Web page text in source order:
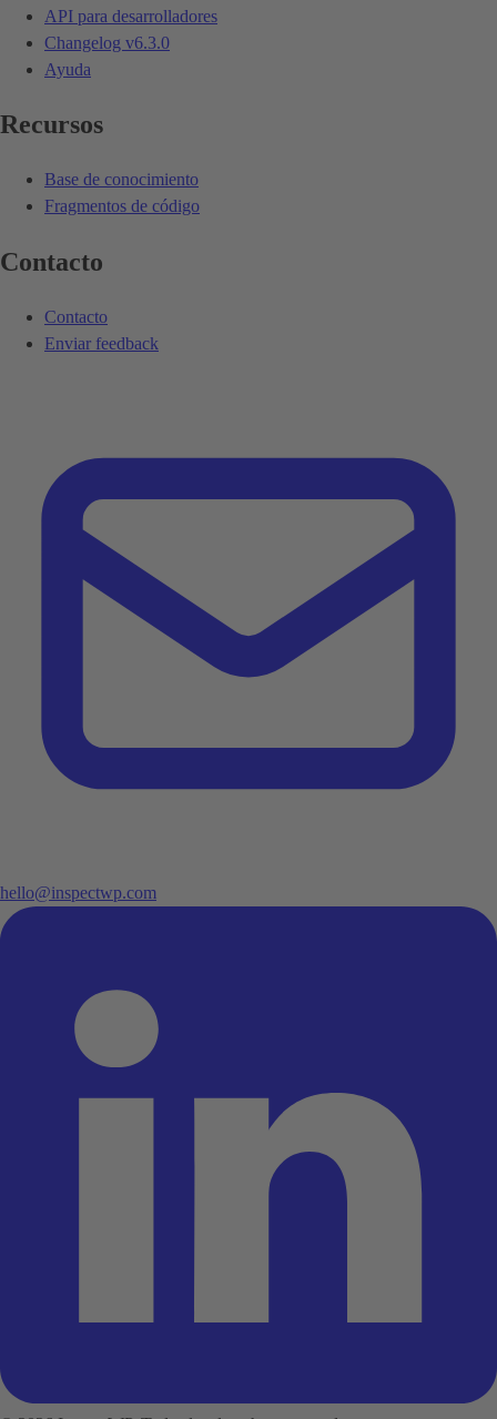
API para desarrolladores
Changelog v6.3.0
Ayuda
Recursos
Base de conocimiento
Fragmentos de código
Contacto
Contacto
Enviar feedback
hello@inspectwp.com